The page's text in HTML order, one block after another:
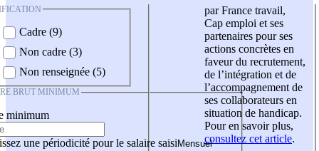
Cadre (9)
Non cadre (3)
Non renseignée (5)
BRUT MINIMUM
minimum
une périodicité pour le salaire saisi
par France travail,
Cap emploi et ses
partenaires pour ses
actions concrètes en
faveur du recrutement,
de l’intégration et de
l’accompagnement de
ses collaborateurs en
situation de handicap.
Pour en savoir plus,
consultez cet article.